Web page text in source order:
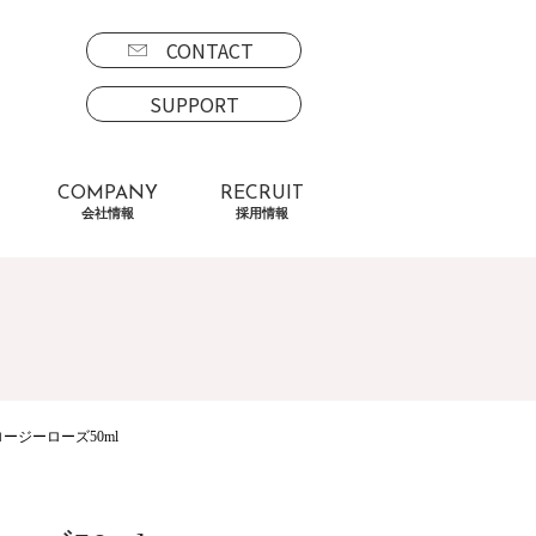
CONTACT
SUPPORT
COMPANY
会社情報
RECRUIT
採用情報
ジーローズ50ml